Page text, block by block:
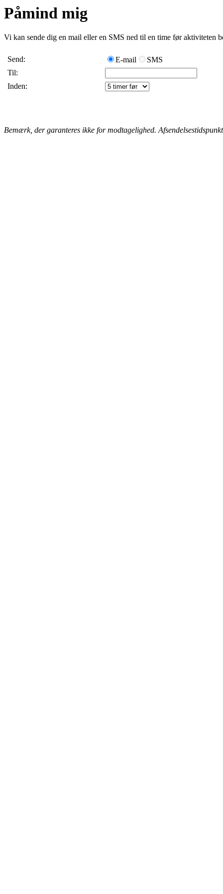
Påmind mig
Vi kan sende dig en mail eller en SMS ned til en time før aktiviteten
Send: E-mail
SMS
Til:
Inden:
Bemærk, der garanteres ikke for modtagelighed.